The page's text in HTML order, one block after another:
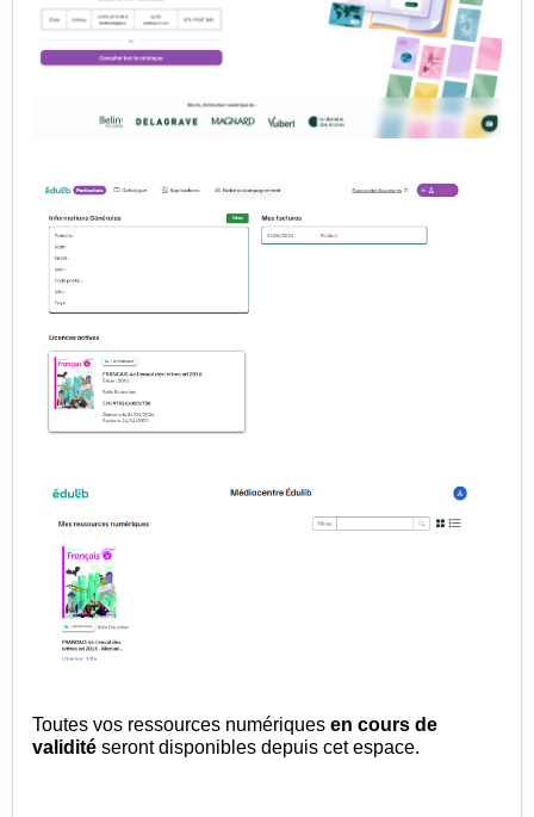
Toutes vos ressources numériques en cours de
validité seront disponibles depuis cet espace.